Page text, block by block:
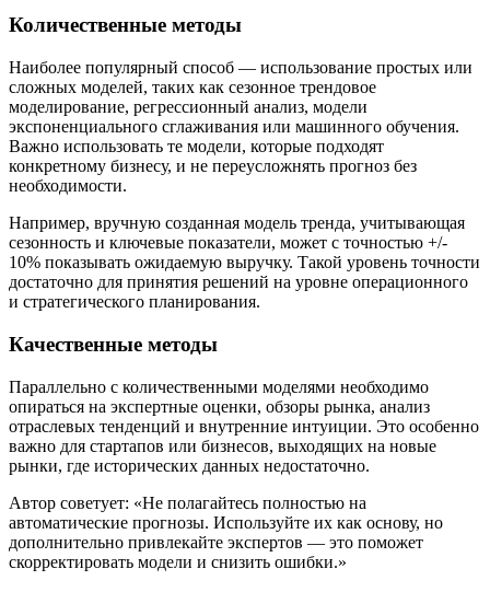
Количественные методы
Наиболее популярный способ — использование простых или
сложных моделей, таких как сезонное трендовое
моделирование, регрессионный анализ, модели
экспоненциального сглаживания или машинного обучения.
Важно использовать те модели, которые подходят
конкретному бизнесу, и не переусложнять прогноз без
необходимости.
Например, вручную созданная модель тренда, учитывающая
сезонность и ключевые показатели, может с точностью +/-
10% показывать ожидаемую выручку. Такой уровень точности
достаточно для принятия решений на уровне операционного
и стратегического планирования.
Качественные методы
Параллельно с количественными моделями необходимо
опираться на экспертные оценки, обзоры рынка, анализ
отраслевых тенденций и внутренние интуиции. Это особенно
важно для стартапов или бизнесов, выходящих на новые
рынки, где исторических данных недостаточно.
Автор советует: «Не полагайтесь полностью на
автоматические прогнозы. Используйте их как основу, но
дополнительно привлекайте экспертов — это поможет
скорректировать модели и снизить ошибки.»